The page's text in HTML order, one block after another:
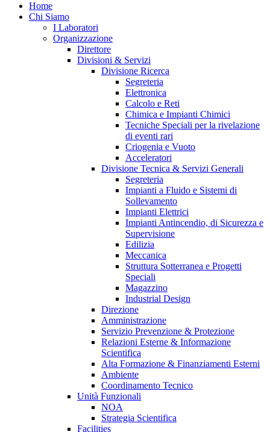
Home
Chi Siamo
I Laboratori
Organizzazione
Direttore
Divisioni & Servizi
Divisione Ricerca
Segreteria
Elettronica
Calcolo e Reti
Chimica e Impianti Chimici
Tecniche Speciali per la rivelazione
di eventi rari
Criogenia e Vuoto
Acceleratori
Divisione Tecnica & Servizi Generali
Segreteria
Impianti a Fluido e Sistemi di
Sollevamento
Impianti Elettrici
Impianti Antincendio, di Sicurezza e
Supervisione
Edilizia
Meccanica
Struttura Sotterranea e Progetti
Speciali
Magazzino
Industrial Design
Direzione
Amministrazione
Servizio Prevenzione & Protezione
Relazioni Esterne & Informazione
Scientifica
Alta Formazione & Finanziamenti Esterni
Ambiente
Coordinamento Tecnico
Unità Funzionali
NOA
Strategia Scientifica
Facilities